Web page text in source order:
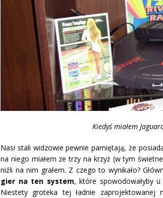
Kiedyś miałem
Nasi stali widzowie pewnie pamiętają, że
na niego miałem ze trzy na krzyż (w tym
niźli na nim grałem. Z czego to wynikało?
gier na ten system, które spowodowałyby
Niestety groteka tej ładnie zaprojektowanej